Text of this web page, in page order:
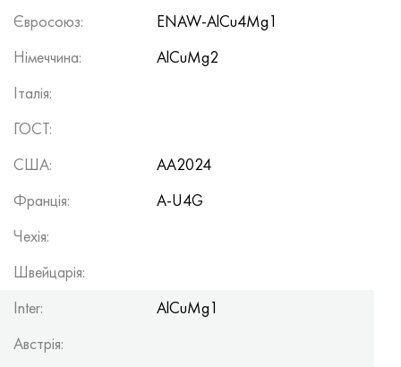
Євросоюз:
ENAW-AlCu4Mg1
Німеччина:
AlCuMg2
Італія:
ГОСТ:
США:
AA2024
Франція:
A-U4G
Чехія:
Швейцарія:
Inter:
AlCuMg1
Австрія: